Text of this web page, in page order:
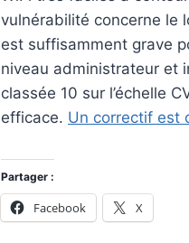
vulnérabilité concerne le
est suffisamment grave
niveau administrateur et
classée 10 sur l’échelle
efficace. Un correctif est
Partager :
Facebook X